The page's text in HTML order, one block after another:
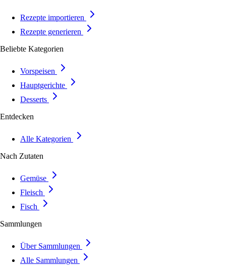
Rezepte importieren
Rezepte generieren
Beliebte Kategorien
Vorspeisen
Hauptgerichte
Desserts
Entdecken
Alle Kategorien
Nach Zutaten
Gemüse
Fleisch
Fisch
Sammlungen
Über Sammlungen
Alle Sammlungen